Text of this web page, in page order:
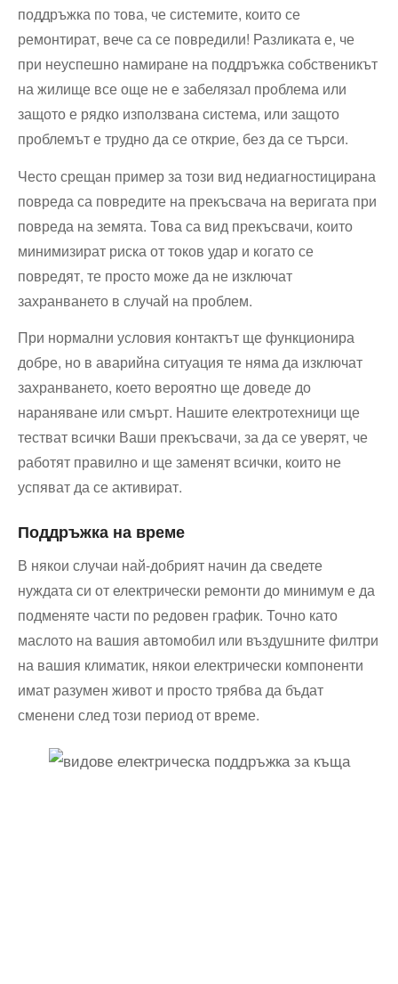
поддръжка по това, че системите, които се
ремонтират, вече са се повредили! Разликата е, че
при неуспешно намиране на поддръжка собственикът
на жилище все още не е забелязал проблема или
защото е рядко използвана система, или защото
проблемът е трудно да се открие, без да се търси.
Често срещан пример за този вид недиагностицирана
повреда са повредите на прекъсвача на веригата при
повреда на земята. Това са вид прекъсвачи, които
минимизират риска от токов удар и когато се
повредят, те просто може да не изключат
захранването в случай на проблем.
При нормални условия контактът ще функционира
добре, но в аварийна ситуация те няма да изключат
захранването, което вероятно ще доведе до
нараняване или смърт. Нашите електротехници ще
тестват всички Ваши прекъсвачи, за да се уверят, че
работят правилно и ще заменят всички, които не
успяват да се активират.
Поддръжка на време
В някои случаи най-добрият начин да сведете
нуждата си от електрически ремонти до минимум е да
подменяте части по редовен график. Точно като
маслото на вашия автомобил или въздушните филтри
на вашия климатик, някои електрически компоненти
имат разумен живот и просто трябва да бъдат
сменени след този период от време.